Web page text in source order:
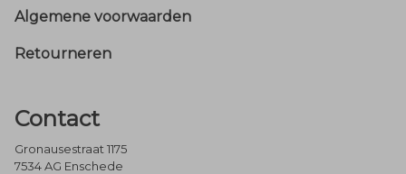
Footer
Algemene voorwaarden
Retourneren
Contact
Gronausestraat 1175
7534 AG Enschede